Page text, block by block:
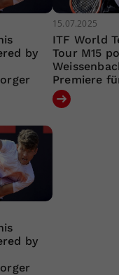
by
15.07.2025
ITF World
Tour M15
Premiere
by